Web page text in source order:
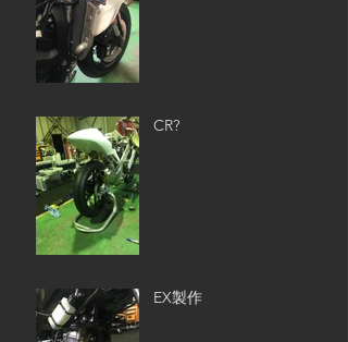
CR?
EX製作